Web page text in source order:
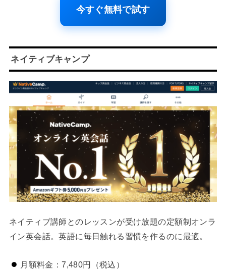
今すぐ無料で試す
ネイティブキャンプ
ネイティブ講師とのレッスンが受け放題の定額制オンラ
イン英会話。英語に毎日触れる習慣を作るのに最適。
月額料金：7,480円（税込）